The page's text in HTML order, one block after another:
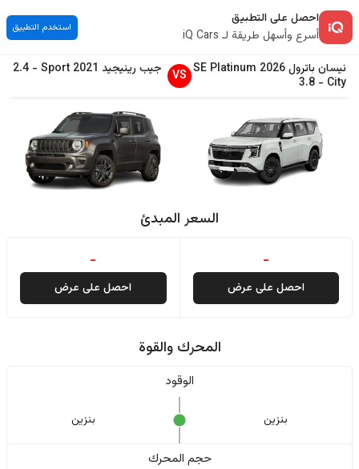
احصل على التطبيق
أسرع وأسهل طريقة لـ iQ Cars
استخدم التطبيق
نيسان باترول2026
SE Platinum
City
-
3.8
VS جيب رينيجيد 2021
Sport
-
2.4
السعر المبدئ
-
احصل على عرض
-
احصل على عرض
المحرك والقوة
الوقود
بنزين بنزين
حجم المحرك